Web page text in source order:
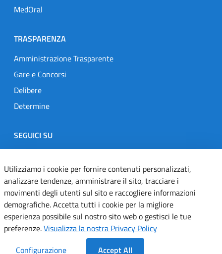
MedOral
TRASPARENZA
Amministrazione Trasparente
Gare e Concorsi
Delibere
Determine
SEGUICI SU
Designers Italia
TwitterInstagramYoutubeLinkedin
Dichiarazione di accessibilità
Informativa cookie
Utilizziamo i cookie per fornire contenuti personalizzati,
analizzare tendenze, amministrare il sito, tracciare i
movimenti degli utenti sul sito e raccogliere informazioni
demografiche. Accetta tutti i cookie per la migliore
esperienza possibile sul nostro sito web o gestisci le tue
preferenze.Visualizza la nostra Privacy Policy
Configurazione
Accept All